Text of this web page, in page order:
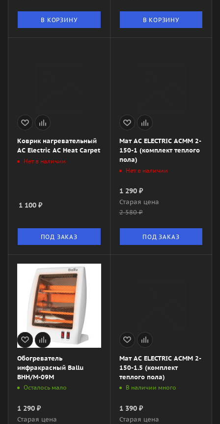
В КОРЗИНУ В КОРЗИНУ
Коврик нагревательный
АС Electric AC Heat Carpet
Нет в наличии
1 100 ₽
ПОД ЗАКАЗ
Мат AC ELECTRIC ACMM 2-
150-1 (комплект теплого
пола)
Нет в наличии
1 290₽
Старая цена
2 580₽
ПОД ЗАКАЗ
Обогреватель
инфракрасный Ballu
BHH/M-09M
Осталось мало
1 290 ₽
Старая цена
Мат AC ELECTRIC ACMM 2-
150-1.5 (комплект
теплого пола)
В наличии много
1 390₽
Старая цена